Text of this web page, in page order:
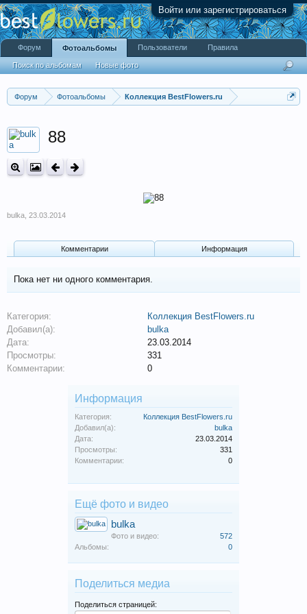
Войти или зарегистрироваться
Форум Фотоальбомы Коллекция BestFlowers.ru
88
bulka 23.03.2014
Комментарии Информация
Пока нет ни одного комментария.
Категория:
Коллекция BestFlowers.ru
Добавил(а):
bulka
Дата:
23.03.2014
Просмотры:
331
Комментарии:
0
Информация
Категория:
Коллекция BestFlowers.ru
Добавил(а):
bulka
Дата:
23.03.2014
Просмотры:
331
Комментарии:
0
Ещё фото и видео
bulka
Фото и видео:
572
Альбомы:
0
Поделиться медиа
Поделиться страницей:
Форум Фотоальбомы
Поиск по альбомам Новые фото
Пользователи Правила